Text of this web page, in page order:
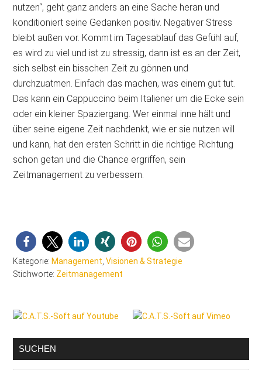
nutzen“, geht ganz anders an eine Sache heran und
konditioniert seine Gedanken positiv. Negativer Stress
bleibt außen vor. Kommt im Tagesablauf das Gefühl auf,
es wird zu viel und ist zu stressig, dann ist es an der Zeit,
sich selbst ein bisschen Zeit zu gönnen und
durchzuatmen. Einfach das machen, was einem gut tut.
Das kann ein Cappuccino beim Italiener um die Ecke sein
oder ein kleiner Spaziergang. Wer einmal inne hält und
über seine eigene Zeit nachdenkt, wie er sie nutzen will
und kann, hat den ersten Schritt in die richtige Richtung
schon getan und die Chance ergriffen, sein
Zeitmanagement zu verbessern.
Kategorie: Management ,Visionen & Strategie
Stichworte: Zeitmanagement
Seitenspalte
SUCHEN